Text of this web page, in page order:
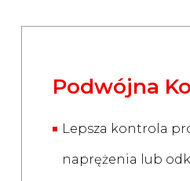
Podwójna
Lepsza kontrola
naprężenia lub